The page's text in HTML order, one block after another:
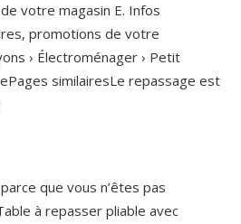
votre magasin E. Infos
promotions de votre
› Électroménager › Petit
similairesLe repassage est
que vous n’êtes pas
à repasser pliable avec